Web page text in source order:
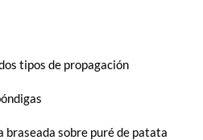
tipos de propagación
braseada sobre puré de patata